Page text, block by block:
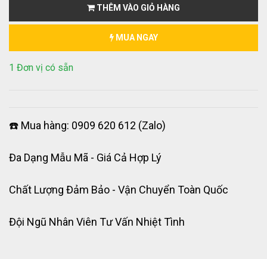
THÊM VÀO GIỎ HÀNG
MUA NGAY
1 Đơn vị có sẵn
☎️ Mua hàng: 0909 620 612 (Zalo)
Đa Dạng Mẫu Mã - Giá Cả Hợp Lý
Chất Lượng Đảm Bảo - Vận Chuyển Toàn Quốc
Đội Ngũ Nhân Viên Tư Vấn Nhiệt Tình